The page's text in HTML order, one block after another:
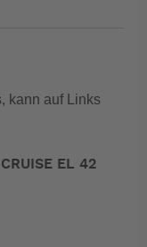
kann auf Links
EL 42
der CRUISE